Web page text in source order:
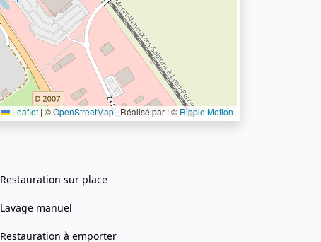
Leaflet | ©OpenStreetMap| Réalisé par : © Ripple Motion
Restauration sur place
Lavage manuel
Restauration à emporter